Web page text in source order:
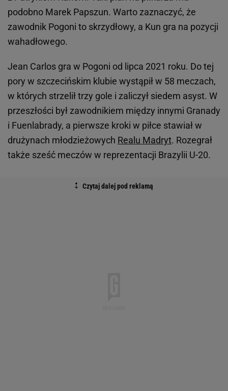
podobno Marek Papszun. Warto zaznaczyć, że
zawodnik Pogoni to skrzydłowy, a Kun gra na pozycji
wahadłowego.
Jean Carlos gra w Pogoni od lipca 2021 roku. Do tej
pory w szczecińskim klubie wystąpił w 58 meczach,
w których strzelił trzy gole i zaliczył siedem asyst. W
przeszłości był zawodnikiem między innymi Granady
i Fuenlabrady, a pierwsze kroki w piłce stawiał w
drużynach młodzieżowych Realu Madryt. Rozegrał
także sześć meczów w reprezentacji Brazylii U-20.